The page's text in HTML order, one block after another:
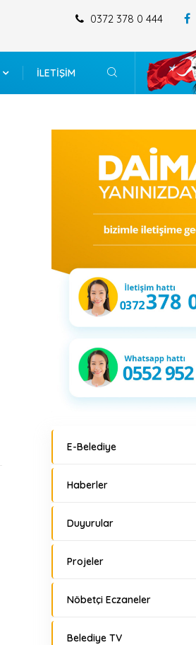
MERKEZ MAHALLESİ 196 ADA
0372 378 0 444
İLETİŞİM
E-Belediye
Haberler
Duyurular
Projeler
Nöbetçi Eczaneler
Belediye TV